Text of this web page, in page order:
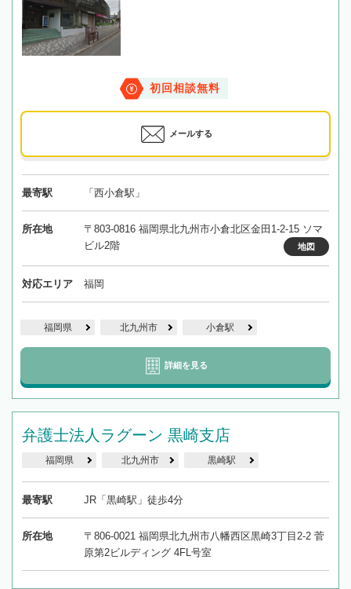
初回相談無料
メールする
最寄駅 「西小倉駅」
所在地
〒803-0816 福岡県北九州市小倉北区金田1-2-15 ソマ
ビル2階
地図
対応エリア 福岡
福岡県 北九州市 小倉駅
詳細を見る
弁護士法人ラグーン 黒崎支店
福岡県 北九州市 黒崎駅
最寄駅 JR「黒崎駅」徒歩4分
所在地
〒806-0021 福岡県北九州市八幡西区黒崎3丁目2-2 菅
原第2ビルディング 4FL号室